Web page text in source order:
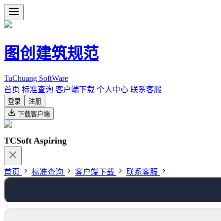
图创建筑规范
TuChuang SoftWare
首页 标准查询 客户端下载 个人中心 联系客服
登录
注册
下载客户端
TCSoft Aspiring
首页 标准查询 客户端下载 联系客服